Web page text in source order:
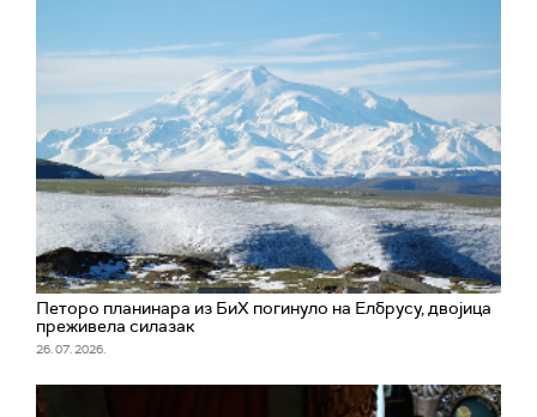
Петоро планинара из БиХ погинуло на Елбрусу, двојица
преживела силазак
26. 07. 2026.